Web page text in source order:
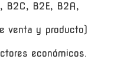
B2C, B2E, B2A,
venta y producto)
económicos.